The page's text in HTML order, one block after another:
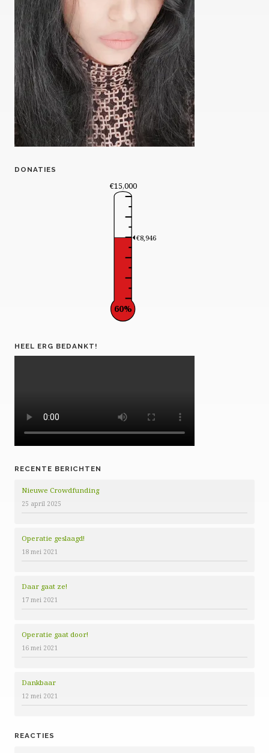
DONATIES
€15,000
€8,946
60%
HEEL ERG BEDANKT!
RECENTE BERICHTEN
Nieuwe Crowdfunding
25 april 2025
Operatie geslaagd!
18 mei 2021
Daar gaat ze!
17 mei 2021
Operatie gaat door!
16 mei 2021
Dankbaar
12 mei 2021
REACTIES